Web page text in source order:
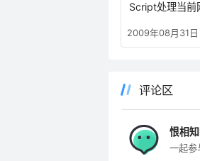
Script处理当前
2009年08月31日
评论区
恨相
一起参